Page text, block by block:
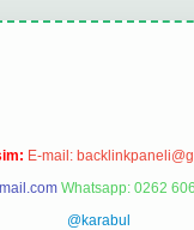
E-mail:
Whatsapp: 0262
@karabul